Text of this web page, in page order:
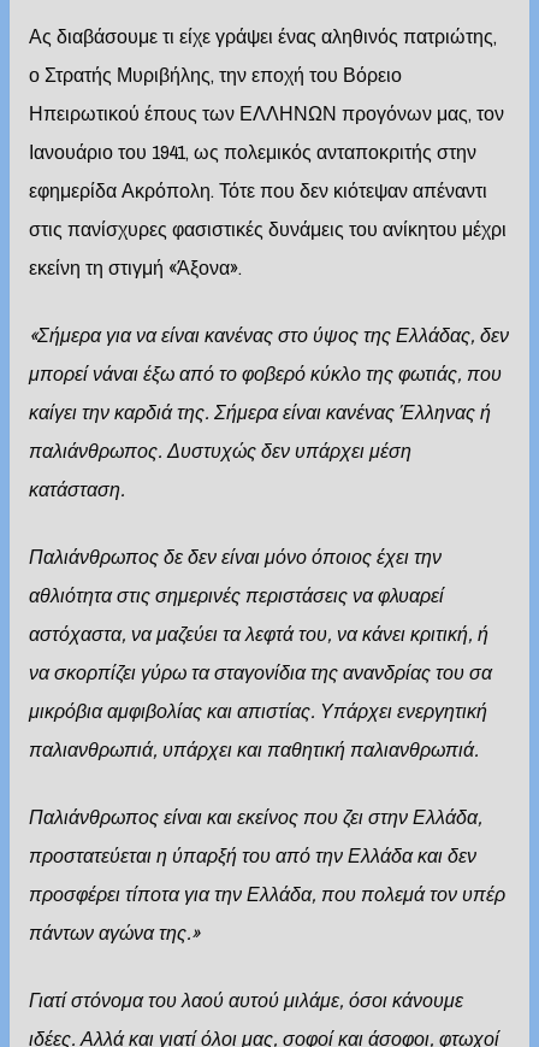
Ας διαβάσουμε τι είχε γράψει ένας αληθινός πατριώτης,
ο Στρατής Μυριβήλης, την εποχή του Βόρειο
Ηπειρωτικού έπους των ΕΛΛΗΝΩΝ προγόνων μας, τον
Ιανουάριο του 1941, ως πολεμικός ανταποκριτής στην
εφημερίδα Ακρόπολη. Τότε που δεν κιότεψαν απέναντι
στις πανίσχυρες φασιστικές δυνάμεις του ανίκητου μέχρι
εκείνη τη στιγμή «Άξονα».
«Σήμερα για να είναι κανένας στο ύψος της Ελλάδας, δεν
μπορεί νάναι έξω από το φοβερό κύκλο της φωτιάς, που
καίγει την καρδιά της. Σήμερα είναι κανένας Έλληνας ή
παλιάνθρωπος. Δυστυχώς δεν υπάρχει μέση
κατάσταση.
Παλιάνθρωπος δε δεν είναι μόνο όποιος έχει την
αθλιότητα στις σημερινές περιστάσεις να φλυαρεί
αστόχαστα, να μαζεύει τα λεφτά του, να κάνει κριτική, ή
να σκορπίζει γύρω τα σταγονίδια της ανανδρίας του σα
μικρόβια αμφιβολίας και απιστίας. Υπάρχει ενεργητική
παλιανθρωπιά, υπάρχει και παθητική παλιανθρωπιά.
Παλιάνθρωπος είναι και εκείνος που ζει στην Ελλάδα,
προστατεύεται η ύπαρξή του από την Ελλάδα και δεν
προσφέρει τίποτα για την Ελλάδα, που πολεμά τον υπέρ
πάντων αγώνα της.»
Γιατί στόνομα του λαού αυτού μιλάμε, όσοι κάνουμε
ιδέες. Αλλά και γιατί όλοι μας, σοφοί και άσοφοι, φτωχοί